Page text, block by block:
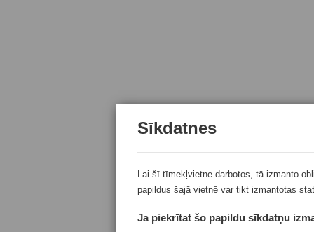
Sīkdatnes
Lai šī tīmekļvietne darbotos, tā izmanto
papildus šajā vietnē var tikt izmantotas
Ja piekrītat šo papildu sīkdatņu